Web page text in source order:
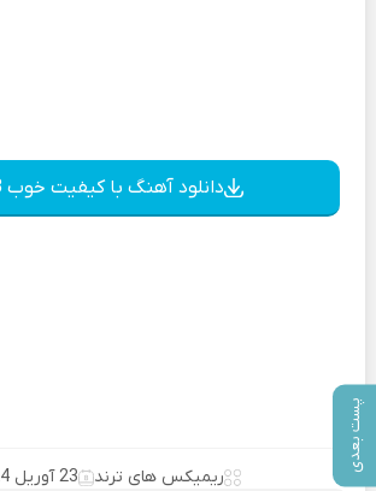
پست بعدی
دانلود آهنگ با کیفیت خوب 128
ریمیکس های ترند
23 آوریل 2024